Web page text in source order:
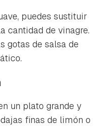
primero has de
puedes sustituir
cantidad de vinagre.
gotas de salsa de
un plato grande y
finas de limón o
nuestro boletín.